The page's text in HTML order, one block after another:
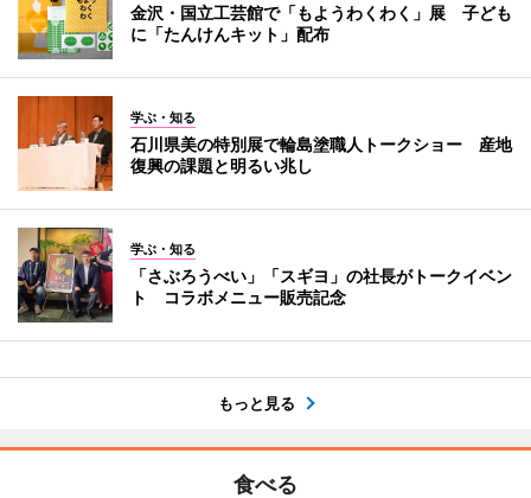
金沢・国立工芸館で「もようわくわく」展 子ども
に「たんけんキット」配布
学ぶ・知る
石川県美の特別展で輪島塗職人トークショー 産地
復興の課題と明るい兆し
学ぶ・知る
「さぶろうべい」「スギヨ」の社長がトークイベン
ト コラボメニュー販売記念
もっと見る
食べる